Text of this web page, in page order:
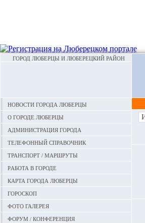
ГОРОД ЛЮБЕРЦЫ И ЛЮБЕРЕЦКИЙ РАЙОН
Новости города Люберцы
О городе Люберцы
Администрация города
Телефонный справочник
Транспорт / маршруты
Работа в городе
Карта города Люберцы
Гороскоп
Фото галерея
Форум / конференция